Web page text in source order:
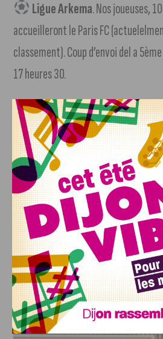
Ligue Arkema. Nos joueuses,
accueilleront le Paris FC
classement). Coup d’envoi del a
17 heures 30.
JDA Dijon Handball. 8ème
Energie pour Dijon, demain à 19
St-Amand Handball. Dijon pointe
place avec 13 points.
Dijon Métropole Handball.
classement de Liqui Moly Starligue,
terrain de Saint-Raphael ; coup
compte de la 7me journée.
J'AIME LE DFCO